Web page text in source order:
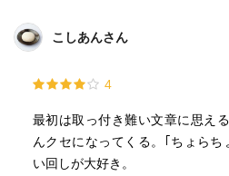
こしあんさん
4
最初は取っ付き難い文章に思え
んクセになってくる。｢ちょら
い回しが大好き。